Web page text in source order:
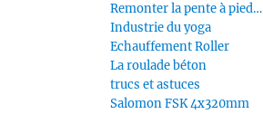
Remonter la pente à pied…
Industrie du yoga
Echauffement Roller
La roulade béton
trucs et astuces
Salomon FSK 4x320mm